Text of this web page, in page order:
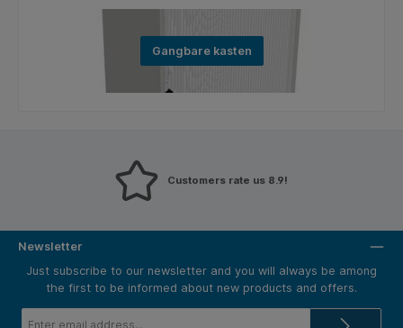
Gangbare kasten
Customers rate us 8.9!
Newsletter
Just subscribe to our newsletter and you will always be among
the first to be informed about new products and offers.